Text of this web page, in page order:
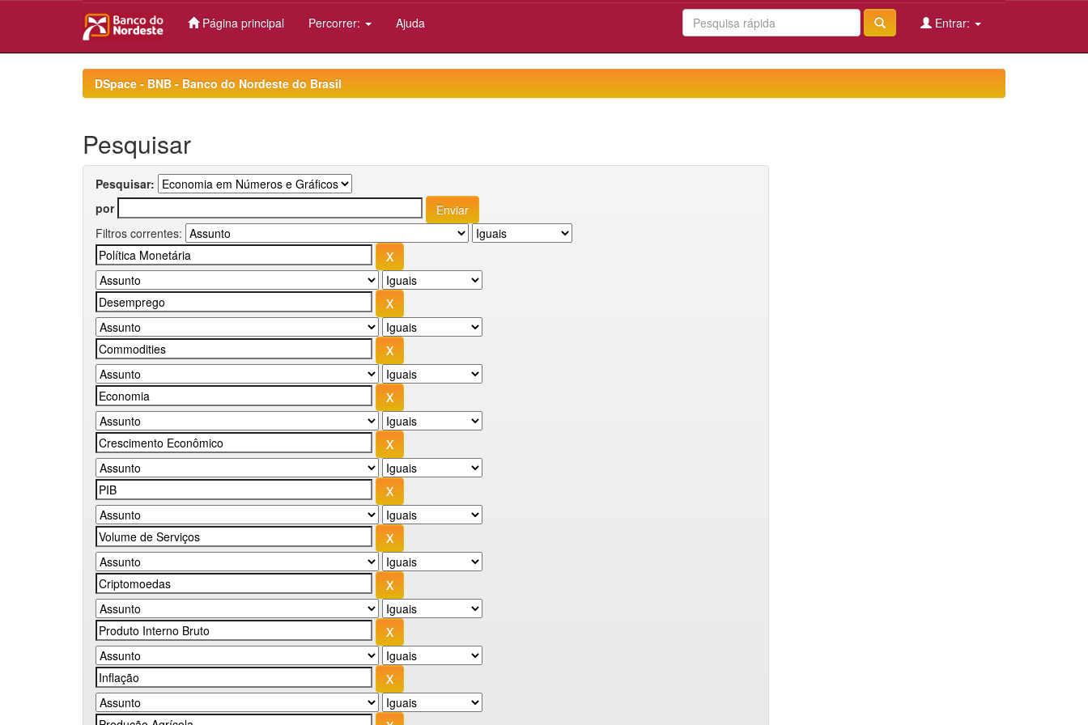
Página principal Percorrer: Ajuda Entrar:
DSpace - BNB - Banco do Nordeste do Brasil
Pesquisar
Pesquisar:
por
Filtros correntes: